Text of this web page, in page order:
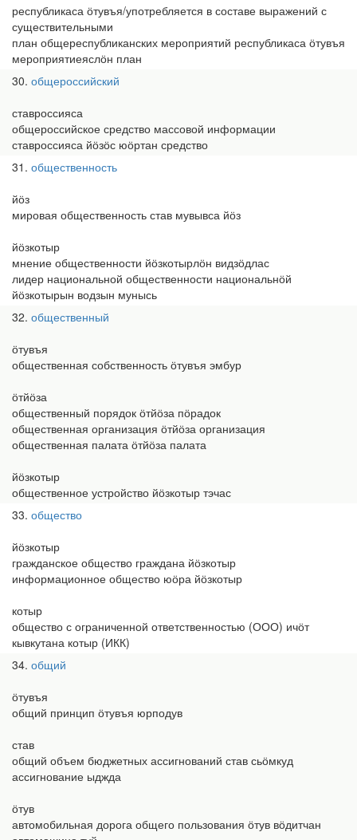
республикаса ӧтувъя/употребляется в составе выражений с
существительными
план общереспубликанских мероприятий республикаса ӧтувъя
мероприятиеяслӧн план
30 общероссийский
ставроссияса
общероссийское средство массовой информации
ставроссияса йӧзӧс юӧртан средство
31 общественность
йӧз
мировая общественность став мувывса йӧз
йӧзкотыр
мнение общественности йӧзкотырлӧн видзӧдлас
лидер национальной общественности национальнӧй
йӧзкотырын водзын мунысь
32 общественный
ӧтувъя
общественная собственность ӧтувъя эмбур
ӧтйӧза
общественный порядок ӧтйӧза пӧрадок
общественная организация ӧтйӧза организация
общественная палата ӧтйӧза палата
йӧзкотыр
общественное устройство йӧзкотыр тэчас
33 общество
йӧзкотыр
гражданское общество граждана йӧзкотыр
информационное общество юӧра йӧзкотыр
котыр
общество с ограниченной ответственностью (ООО) ичӧт
кывкутана котыр (ИКК)
34 общий
ӧтувъя
общий принцип ӧтувъя юрподув
став
общий объем бюджетных ассигнований став сьӧмкуд
ассигнование ыджда
ӧтув
автомобильная дорога общего пользования ӧтув вӧдитчан